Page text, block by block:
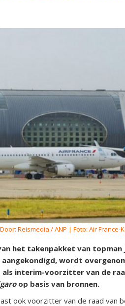
Reismedia / ANP | Foto: Air France-
van het takenpakket van
aangekondigd, wordt
als interim-voorzitter van de
op basis van bronnen.
ook voorzitter van de raad